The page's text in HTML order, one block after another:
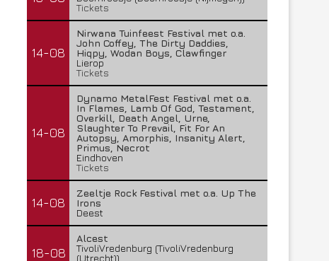
Tickets
14-08
Nirwana Tuinfeest Festival met o.a.
John Coffey, The Dirty Daddies,
Hiqpy, Wodan Boys, Clawfinger
Lierop
Tickets
14-08
Dynamo MetalFest Festival met o.a.
In Flames, Lamb Of God, Testament,
Overkill, Death Angel, Urne,
Slaughter To Prevail, Fit For An
Autopsy, Amorphis, Insanity Alert,
Primus, Necrot
Eindhoven
Tickets
14-08
Zeeltje Rock Festival met o.a. Up The
Irons
Deest
18-08
Alcest
TivoliVredenburg (TivoliVredenburg
(Utrecht))